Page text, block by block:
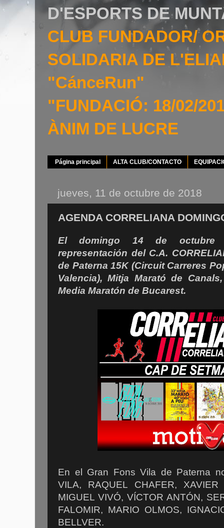
D'ESPORTS DE
CLUB FUNDADOR/
SOLIDARIA DE
"CánceRun"
"FUNDACIÓ: 18/02/
ÀNIM DE LUCRE
Página principal ALTA CLUB/CONTACTO
jueves, 11 de octubre de 2018
AGENDA CORRELIANA
El domingo 14 de octubre
representación del C.A.
de Paterna 15K (Circuit Carreres
Valencia), Mitja Marató de
Media Maratón de Bucarest.
En el Gran Fons Vila de Paterna
VILA, RAQUEL CHAFER,
MIGUEL VIVÓ, VÍCTOR ANTÓN,
FALOMIR, MARIO OLMOS,
BELLVER.